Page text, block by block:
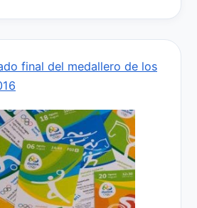
final del medallero de los